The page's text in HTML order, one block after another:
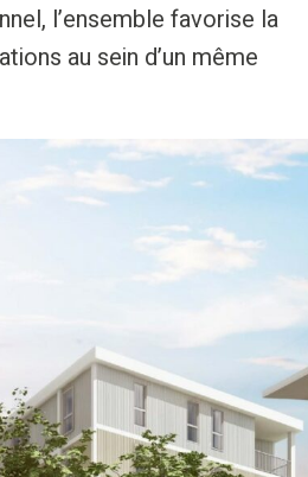
l’ensemble favorise la
au sein d’un même